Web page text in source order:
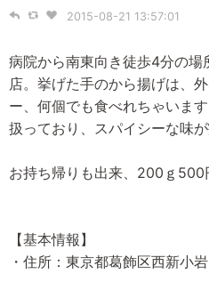
2015-08-21 13:57:01
病院から南東向き徒歩4分の
店。挙げた手のから揚げは、
ー、何個でも食べれちゃいま
扱っており、スパイシーな味が
お持ち帰りも出来、200ｇ500
【基本情報】
・住所：東京都葛飾区西新小